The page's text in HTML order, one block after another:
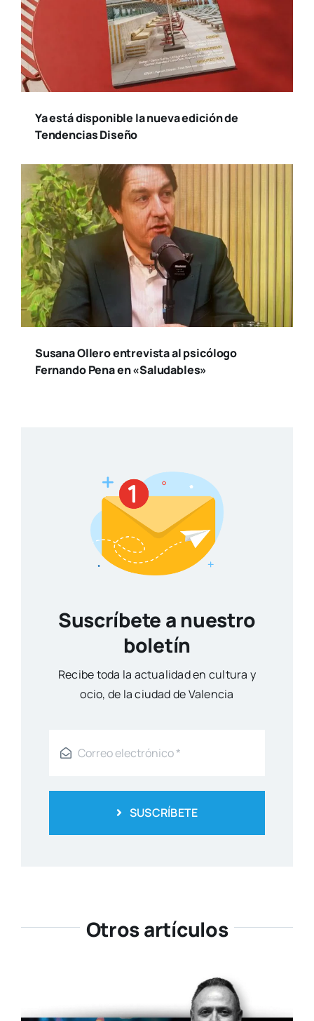
Ya está disponible la nueva edición de
Tendencias Diseño
Susana Ollero entrevista al psicólogo
Fernando Pena en «Saludables»
Suscríbete a nuestro
boletín
Reci­be toda la actua­li­dad en cul­tu­ra y
ocio, de la ciu­dad de Valen­cia
SUSCRÍBETE
Otros artículos